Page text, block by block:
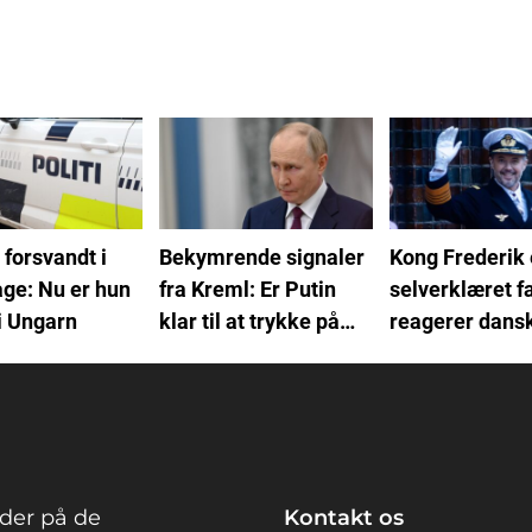
i
Nu er hun
Ungarn
Bekymrende signaler
fra Kreml: Er Putin
klar til at trykke på
Kong Frederik
selverklæret
reagerer
på de Kontakt os